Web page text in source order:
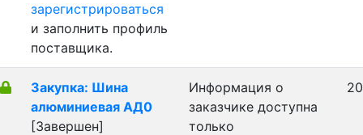
зарегистрироваться
и заполнить профиль
поставщика.
Закупка: Шина
алюминиевая АД0
[Завершен]
Информация о
заказчике доступна
только